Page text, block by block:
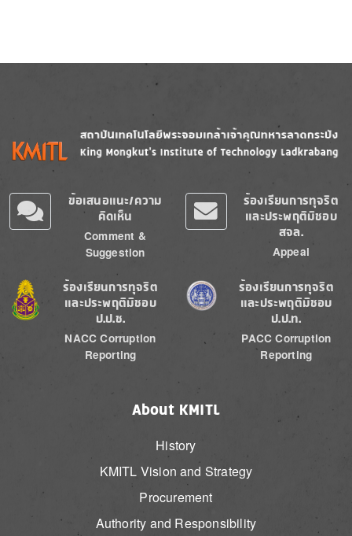
Image
ข้อเสนอแนะ/ความ
คิดเห็น
Comment &
Suggestion
ร้องเรียนการทุจริต
และประพฤติมิชอบ
สจล.
Appeal
Image
ร้องเรียนการทุจริต
และประพฤติมิชอบ
ป.ป.ช.
NACC Corruption
Reporting
Image
ร้องเรียนการทุจริต
และประพฤติมิชอบ
ป.ป.ท.
PACC Corruption
Reporting
About KMITL
History
KMITL Vision and Strategy
Procurement
Authority and Responsibility